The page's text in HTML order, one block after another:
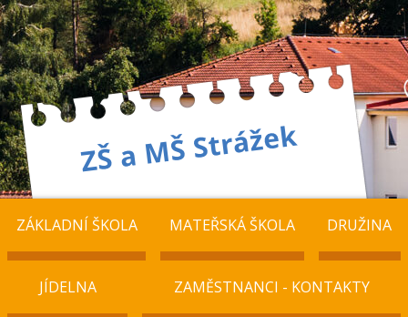
ZÁKLADNÍ ŠKOLA MATEŘSKÁ ŠKOLA DRUŽINA
JÍDELNA ZAMĚSTNANCI - KONTAKTY